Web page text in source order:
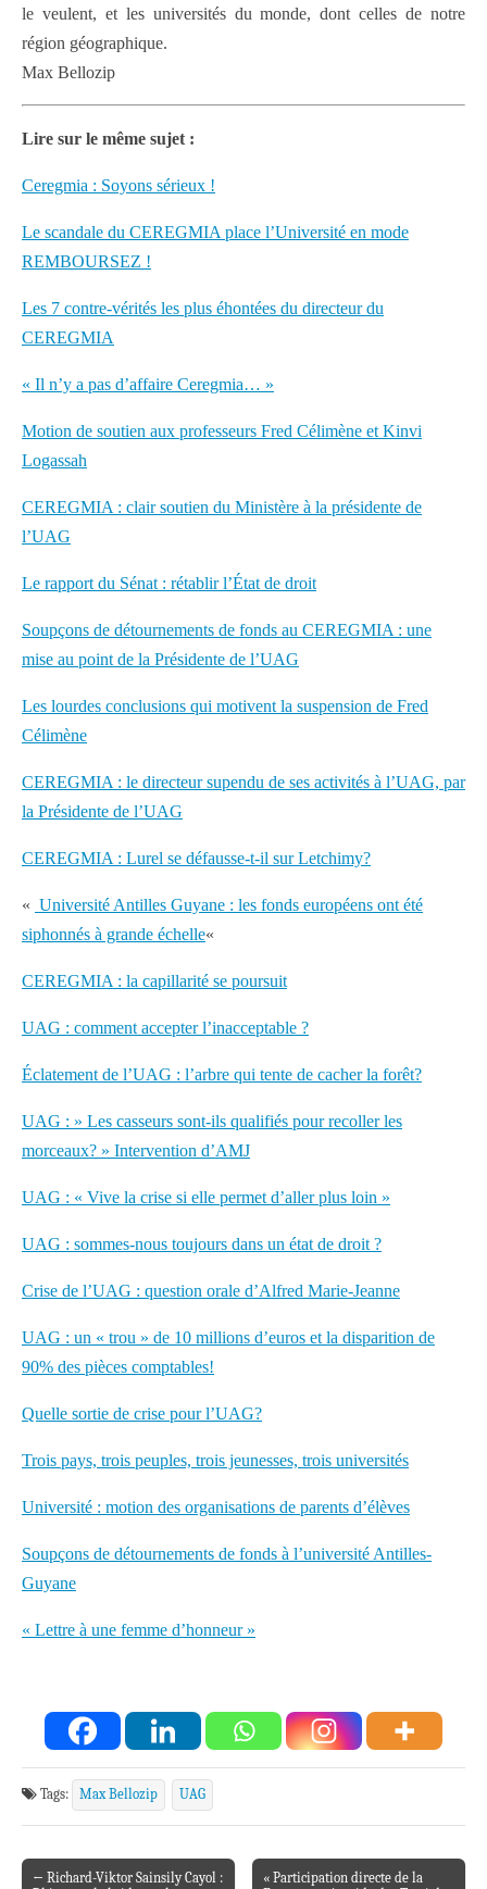
le veulent, et les universités du monde, dont celles de notre
région géographique.
Max Bellozip
Lire sur le même sujet :
Ceregmia : Soyons sérieux !
Le scandale du CEREGMIA place l’Université en mode
REMBOURSEZ !
Les 7 contre-vérités les plus éhontées du directeur du
CEREGMIA
« Il n’y a pas d’affaire Ceregmia… »
Motion de soutien aux professeurs Fred Célimène et Kinvi
Logassah
CEREGMIA : clair soutien du Ministère à la présidente de
l’UAG
Le rapport du Sénat : rétablir l’État de droit
Soupçons de détournements de fonds au CEREGMIA : une
mise au point de la Présidente de l’UAG
Les lourdes conclusions qui motivent la suspension de Fred
Célimène
CEREGMIA : le directeur supendu de ses activités à l’UAG, par
la Présidente de l’UAG
CEREGMIA : Lurel se défausse-t-il sur Letchimy?
« Université Antilles Guyane : les fonds européens ont été
siphonnés à grande échelle«
CEREGMIA : la capillarité se poursuit
UAG : comment accepter l’inacceptable ?
Éclatement de l’UAG : l’arbre qui tente de cacher la forêt?
UAG : » Les casseurs sont-ils qualifiés pour recoller les
morceaux? » Intervention d’AMJ
UAG : « Vive la crise si elle permet d’aller plus loin »
UAG : sommes-nous toujours dans un état de droit ?
Crise de l’UAG : question orale d’Alfred Marie-Jeanne
UAG : un « trou » de 10 millions d’euros et la disparition de
90% des pièces comptables!
Quelle sortie de crise pour l’UAG?
Trois pays, trois peuples, trois jeunesses, trois universités
Université : motion des organisations de parents d’élèves
Soupçons de détournements de fonds à l’université Antilles-
Guyane
« Lettre à une femme d’honneur »
Tags: Max Bellozip UAG
← Richard-Viktor Sainsily Cayol :
« Participation directe de la